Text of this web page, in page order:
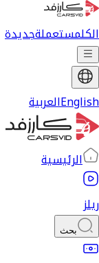
الكلمستعملةجديدة
Englishالعربية
الرئيسية
ريلز
بحث